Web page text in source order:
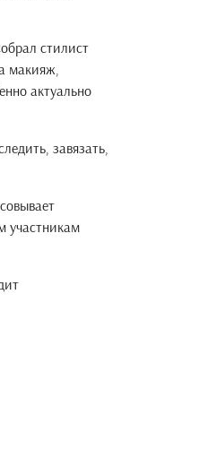
стилист
макияж,
актуально
завязать,
участникам